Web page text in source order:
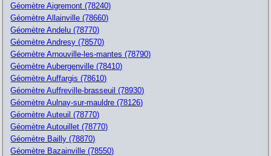
Géomètre Aigremont (78240)
Géomètre Allainville (78660)
Géomètre Andelu (78770)
Géomètre Andresy (78570)
Géomètre Arnouville-les-mantes (78790)
Géomètre Aubergenville (78410)
Géomètre Auffargis (78610)
Géomètre Auffreville-brasseuil (78930)
Géomètre Aulnay-sur-mauldre (78126)
Géomètre Auteuil (78770)
Géomètre Autouillet (78770)
Géomètre Bailly (78870)
Géomètre Bazainville (78550)